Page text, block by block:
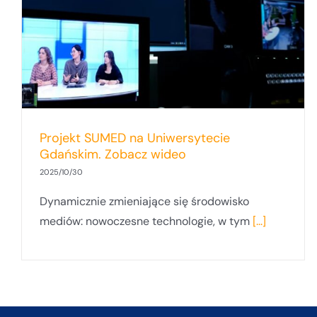
Projekt SUMED na Uniwersytecie
Gdańskim. Zobacz wideo
2025/10/30
Dynamicznie zmieniające się środowisko
mediów: nowoczesne technologie, w tym [...]